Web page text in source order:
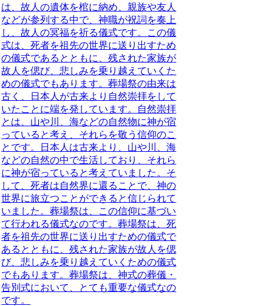
は、故人の遺体を棺に納め、親族や友人
などが参列する中で、神職が祝詞を奏上
し、故人の冥福を祈る儀式です。この儀
式は、死者を祖先の世界に送り出すため
の儀式であるとともに、残された家族が
故人を偲び、悲しみを乗り越えていくた
めの儀式でもあります。葬場祭の由来は
古く、日本人が古来より自然崇拝をして
いたことに端を発しています。自然崇拝
とは、山や川、海などの自然物に神が宿
っていると考え、それらを敬う信仰のこ
とです。日本人は古来より、山や川、海
などの自然の中で生活しており、それら
に神が宿っていると考えていました。そ
して、死者は自然界に還ることで、神の
世界に旅立つことができると信じられて
いました。葬場祭は、この信仰に基づい
て行われる儀式なのです。葬場祭は、死
者を祖先の世界に送り出すための儀式で
あるとともに、残された家族が故人を偲
び、悲しみを乗り越えていくための儀式
でもあります。葬場祭は、神式の葬儀・
告別式において、とても重要な儀式なの
です。